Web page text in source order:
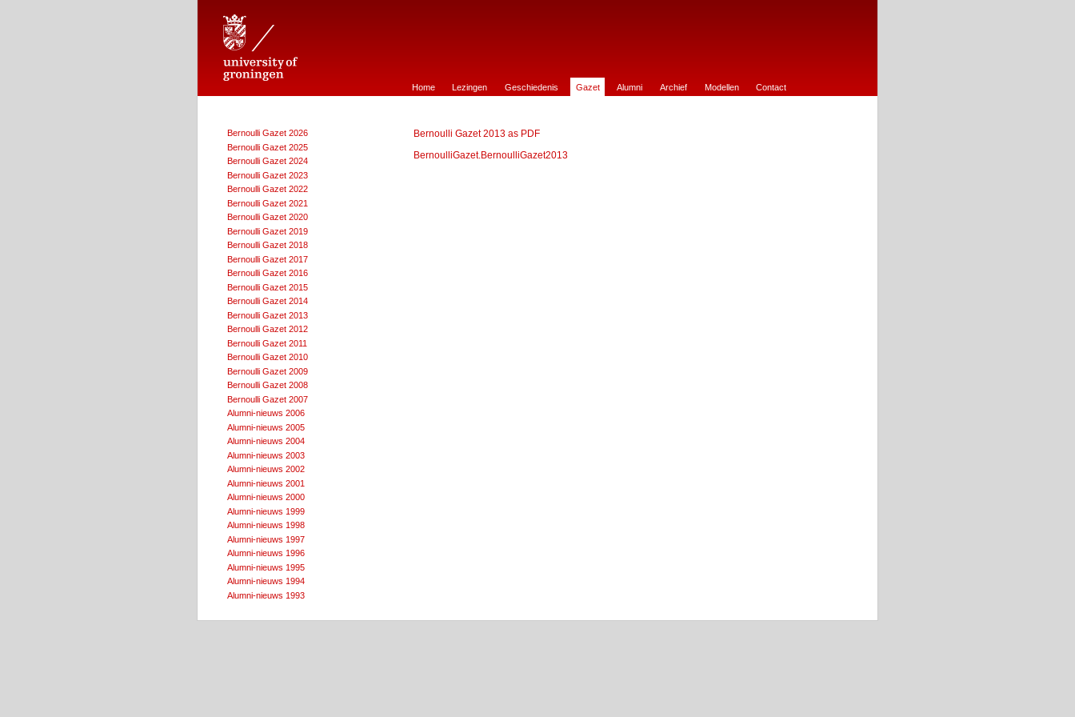
Home Lezingen Geschiedenis Gazet Alumni Archief Modellen Contact
Bernoulli Gazet 2026
Bernoulli Gazet 2025
Bernoulli Gazet 2024
Bernoulli Gazet 2023
Bernoulli Gazet 2022
Bernoulli Gazet 2021
Bernoulli Gazet 2020
Bernoulli Gazet 2019
Bernoulli Gazet 2018
Bernoulli Gazet 2017
Bernoulli Gazet 2016
Bernoulli Gazet 2015
Bernoulli Gazet 2014
Bernoulli Gazet 2013
Bernoulli Gazet 2012
Bernoulli Gazet 2011
Bernoulli Gazet 2010
Bernoulli Gazet 2009
Bernoulli Gazet 2008
Bernoulli Gazet 2007
Alumni-nieuws 2006
Alumni-nieuws 2005
Alumni-nieuws 2004
Alumni-nieuws 2003
Alumni-nieuws 2002
Alumni-nieuws 2001
Alumni-nieuws 2000
Alumni-nieuws 1999
Alumni-nieuws 1998
Alumni-nieuws 1997
Alumni-nieuws 1996
Alumni-nieuws 1995
Alumni-nieuws 1994
Alumni-nieuws 1993
Bernoulli Gazet 2013 as PDF
BernoulliGazet.BernoulliGazet2013